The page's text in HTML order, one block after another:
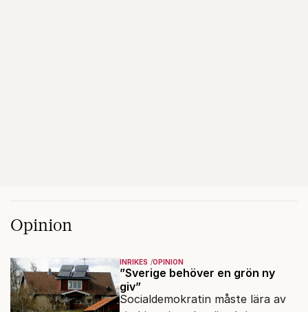
Opinion
INRIKES OPINION
”Sverige behöver en grön ny
giv”
Socialdemokratin måste lära av